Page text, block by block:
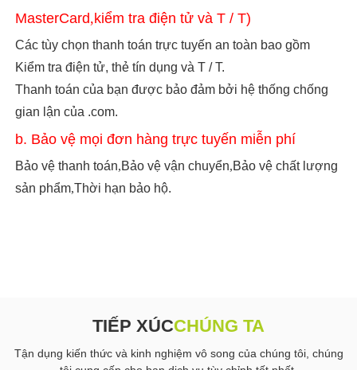
MasterCard,kiểm tra điện tử và T / T)
Các tùy chọn thanh toán trực tuyến an toàn bao gồm
Kiểm tra điện tử, thẻ tín dụng và T / T.
Thanh toán của bạn được bảo đảm bởi hệ thống chống
gian lận của .com.
b. Bảo vệ mọi đơn hàng trực tuyến miễn phí
Bảo vệ thanh toán,Bảo vệ vận chuyển,Bảo vệ chất lượng
sản phẩm,Thời hạn bảo hộ.
TIẾP XÚCCHÚNG TA
Tận dụng kiến ​​thức và kinh nghiệm vô song của chúng tôi, chúng